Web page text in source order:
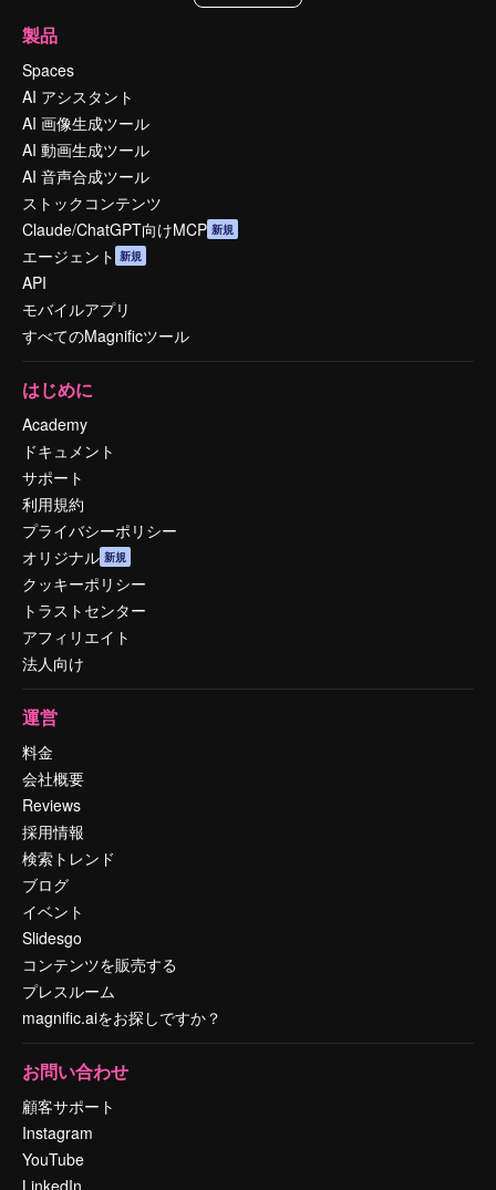
製品
Spaces
AI アシスタント
AI 画像生成ツール
AI 動画生成ツール
AI 音声合成ツール
ストックコンテンツ
Claude/ChatGPT向けMCP 新規
エージェント 新規
API
モバイルアプリ
すべてのMagnificツール
はじめに
Academy
ドキュメント
サポート
利用規約
プライバシーポリシー
オリジナル 新規
クッキーポリシー
トラストセンター
アフィリエイト
法人向け
運営
料金
会社概要
Reviews
採用情報
検索トレンド
ブログ
イベント
Slidesgo
コンテンツを販売する
プレスルーム
magnific.aiをお探しですか？
お問い合わせ
顧客サポート
Instagram
YouTube
LinkedIn